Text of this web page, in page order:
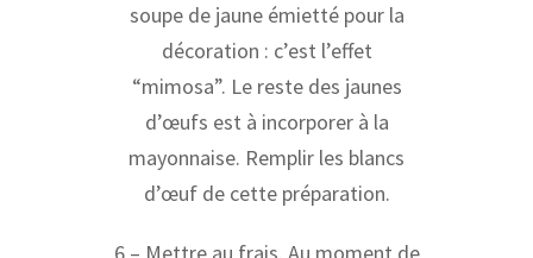
soupe de jaune émietté pour la
décoration : c’est l’effet
“mimosa”. Le reste des jaunes
d’œufs est à incorporer à la
mayonnaise. Remplir les blancs
d’œuf de cette préparation.